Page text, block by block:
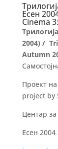
Есен
Cinema
2004) /
Autumn
Проект
project by
Центар
Есен